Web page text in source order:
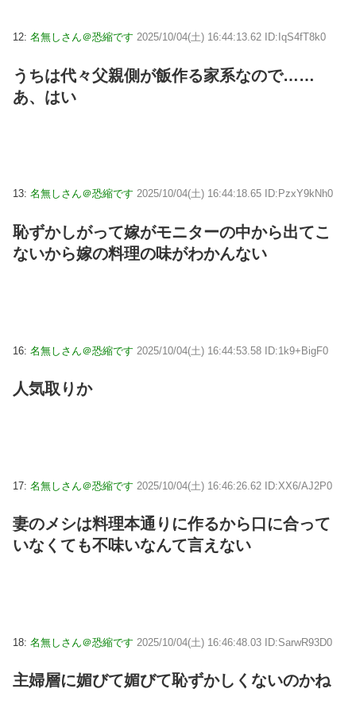
12: 名無しさん＠恐縮です 2025/10/04(土) 16:44:13.62 ID:IqS4fT8k0
うちは代々父親側が飯作る家系なので……
あ、はい
13: 名無しさん＠恐縮です 2025/10/04(土) 16:44:18.65 ID:PzxY9kNh0
恥ずかしがって嫁がモニターの中から出てこ
ないから嫁の料理の味がわかんない
16: 名無しさん＠恐縮です 2025/10/04(土) 16:44:53.58 ID:1k9+BigF0
人気取りか
17: 名無しさん＠恐縮です 2025/10/04(土) 16:46:26.62 ID:XX6/AJ2P0
妻のメシは料理本通りに作るから口に合って
いなくても不味いなんて言えない
18: 名無しさん＠恐縮です 2025/10/04(土) 16:46:48.03 ID:SarwR93D0
主婦層に媚びて媚びて恥ずかしくないのかね